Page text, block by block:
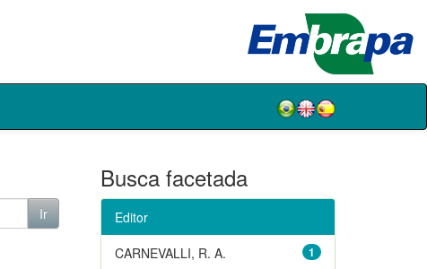
Busca facetada
Editor
1
CARNEVALLI, R. A.